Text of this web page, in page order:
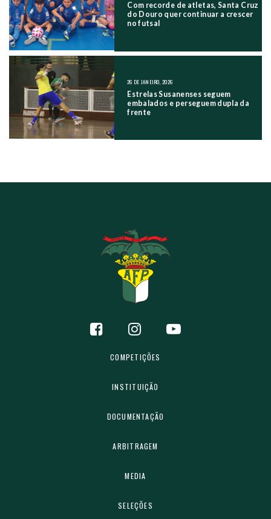
Com recorde de atletas, Santa Cruz
do Douro quer continuar a crescer
no futsal
26 DE JANEIRO, 2026
Estrelas Susanenses seguem
embalados e perseguem dupla da
frente
COMPETIÇÕES
INSTITUIÇÃO
DOCUMENTAÇÃO
ARBITRAGEM
MEDIA
SELEÇÕES